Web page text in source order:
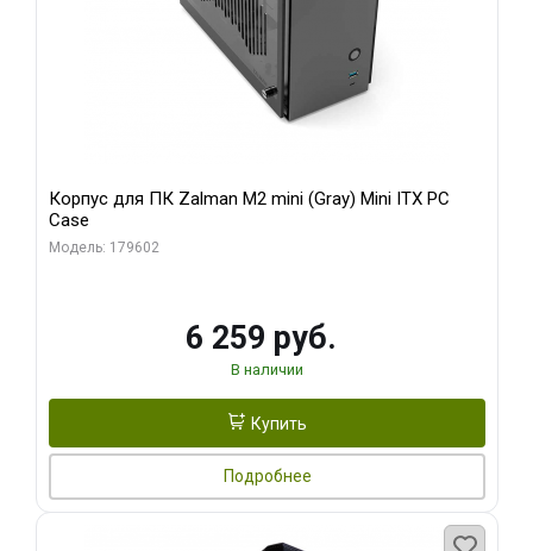
Корпус для ПК Zalman M2 mini (Gray) Mini ITX PC
Case
Модель: 179602
6 259 руб.
В наличии
Купить
Подробнее